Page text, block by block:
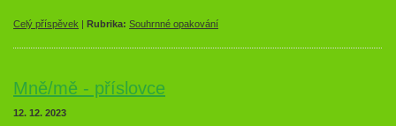
Celý příspěvek | Rubrika: Souhrnné opakování
Mně/mě - příslovce
12. 12. 2023